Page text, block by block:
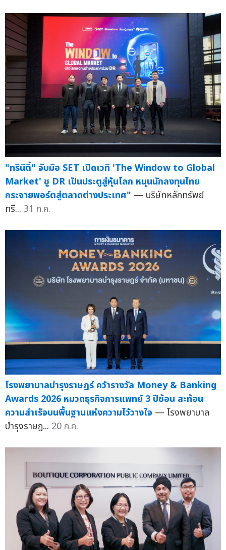
"ทรีนีตี้" จับมือ SET เปิดเวที 'The Window to Global
Market' ชู DR เป็นประตูสู่หุ้นโลก หนุนนักลงทุนไทย
กระจายพอร์ตสู่ตลาดต่างประเทศ" — บริษัทหลักทรัพย์
ทรี... 31 ก.ค.
โรงพยาบาลบำรุงราษฎร์ คว้ารางวัล Money & Banking
Awards 2026 หมวดธุรกิจการแพทย์ 3 ปีซ้อน สะท้อน
ความสำเร็จบนพื้นฐานแห่งความไว้วางใจ — โรงพยาบาล
บำรุงราษฎ... 20 ก.ค.